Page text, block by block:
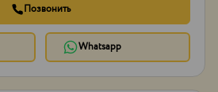
Позвонить
Whatsapp